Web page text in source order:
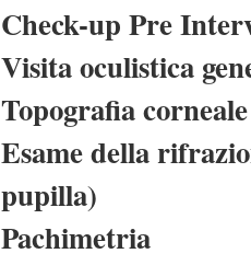
Check-up Pre
Visita oculistica
Topografia corneale
Esame della
pupilla)
Pachimetria